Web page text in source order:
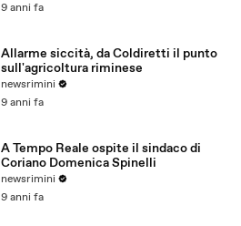
9 anni fa
Allarme siccità, da Coldiretti il punto
sull'agricoltura riminese
newsrimini
9 anni fa
A Tempo Reale ospite il sindaco di
Coriano Domenica Spinelli
newsrimini
9 anni fa